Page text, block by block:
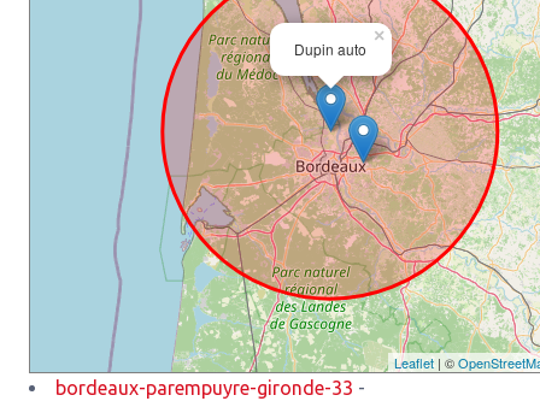
Dupin auto
×
Leaflet | ©
bordeaux-parempuyre-gironde-33 -